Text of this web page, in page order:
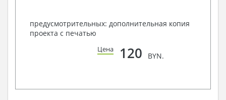
предусмотрительных: дополнительная копия
проекта с печатью
Цена 120 BYN.